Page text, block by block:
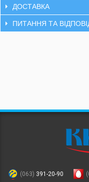
ДОСТАВКА
ПИТАННЯ ТА
(063) 391-20-90